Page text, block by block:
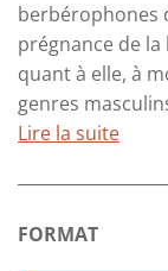
berbérophones
prégnance de
quant à elle, à
genres
Lire la suite
FORMAT